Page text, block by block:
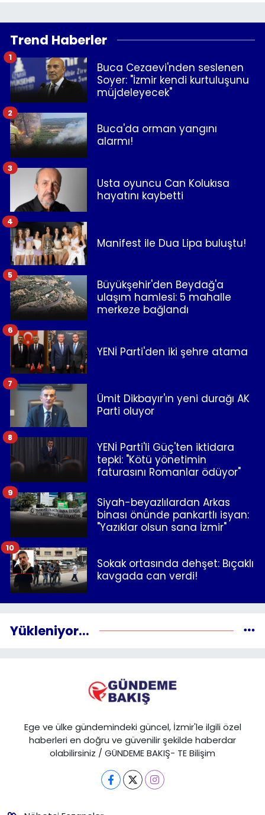
Trend Haberler
Buca Cezaevi'nden seslenen
Soyer: "İzmir kendi kurtuluşunu
müjdeleyecek"
1
Buca'da orman yangını
alarmı!
2
Usta oyuncu Can Kolukısa
hayatını kaybetti
3
Manifest ile Dua Lipa buluştu!
4
Büyükşehir'den Beydağ'a
ulaşım hamlesi: 5 mahalle
merkeze bağlandı
5
YENİ Parti'den iki şehre atama
6
Ümit Dikbayır'ın yeni durağı AK
Parti oluyor
7
YENİ Parti'li Güç'ten iktidara
tepki: "Kötü yönetimin
faturasını Romanlar ödüyor"
8
Siyah-beyazlılardan Arkas
binası önünde pankartlı isyan:
"Yazıklar olsun sana İzmir"
9
Sokak ortasında dehşet: Bıçaklı
kavgada can verdi!
10
Yükleniyor...
Ege ve ülke gündemindeki güncel, İzmir'le ilgili özel
haberleri en doğru ve güvenilir şekilde haberdar
olabilirsiniz / GÜNDEME BAKIŞ- TE Bilişim